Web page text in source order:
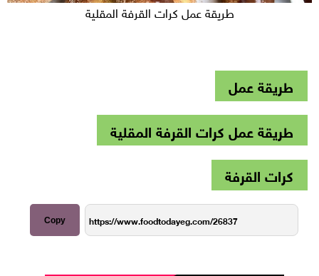
طريقة عمل كرات القرفة المقلية
طريقة عمل
طريقة عمل كرات القرفة المقلية
كرات القرفة
Copy